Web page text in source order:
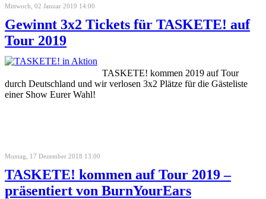
Mittwoch, 02 Januar 2019 14:00
Gewinnt 3x2 Tickets für TASKETE! auf
Tour 2019
TASKETE! kommen 2019 auf Tour
durch Deutschland und wir verlosen 3x2 Plätze für die Gästeliste
einer Show Eurer Wahl!
Montag, 17 Dezember 2018 13:00
TASKETE! kommen auf Tour 2019 –
präsentiert von BurnYourEars